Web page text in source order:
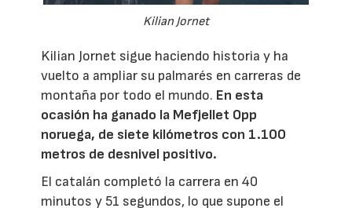
Kilian Jornet
Kilian Jornet sigue haciendo historia y ha
vuelto a ampliar su palmarés en carreras de
montaña por todo el mundo. En esta
ocasión ha ganado la Mefjellet Opp
noruega, de siete kilómetros con 1.100
metros de desnivel positivo.
El catalán completó la carrera en 40
minutos y 51 segundos, lo que supone el